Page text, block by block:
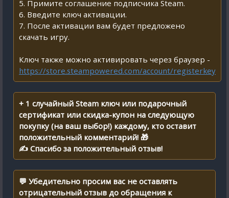
5. Примите соглашение подписчика Steam.
6. Введите ключ активации.
7. После активации вам будет предложено
скачать игру.
Ключ также можно активировать через браузер -
https://store.steampowered.com/account/registerkey
+ 1 случайный Steam ключ или подарочный
сертификат или скидка-купон на следующую
покупку (на ваш выбор!) каждому, кто оставит
положительный комментарий! 🎁
✍ Спасибо за положительный отзыв!
💬 Убедительно просим вас не оставлять
отрицательный отзыв до обращения к